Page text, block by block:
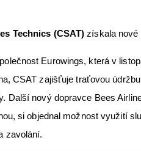
Technics (CSAT) získala nové
Eurowings, která v
CSAT zajišťuje traťovou
Další nový dopravce Bees
si objednal možnost využití
zavolání.